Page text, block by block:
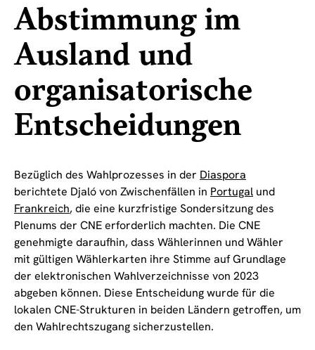
Abstimmung im
Ausland und
organisatorische
Entscheidungen
Bezüglich des Wahlprozesses in der Diaspora
berichtete Djaló von Zwischenfällen in Portugal und
Frankreich, die eine kurzfristige Sondersitzung des
Plenums der CNE erforderlich machten. Die CNE
genehmigte daraufhin, dass Wählerinnen und Wähler
mit gültigen Wählerkarten ihre Stimme auf Grundlage
der elektronischen Wahlverzeichnisse von 2023
abgeben können. Diese Entscheidung wurde für die
lokalen CNE-Strukturen in beiden Ländern getroffen, um
den Wahlrechtszugang sicherzustellen.